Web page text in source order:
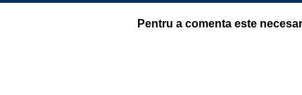
Pentru a comenta este